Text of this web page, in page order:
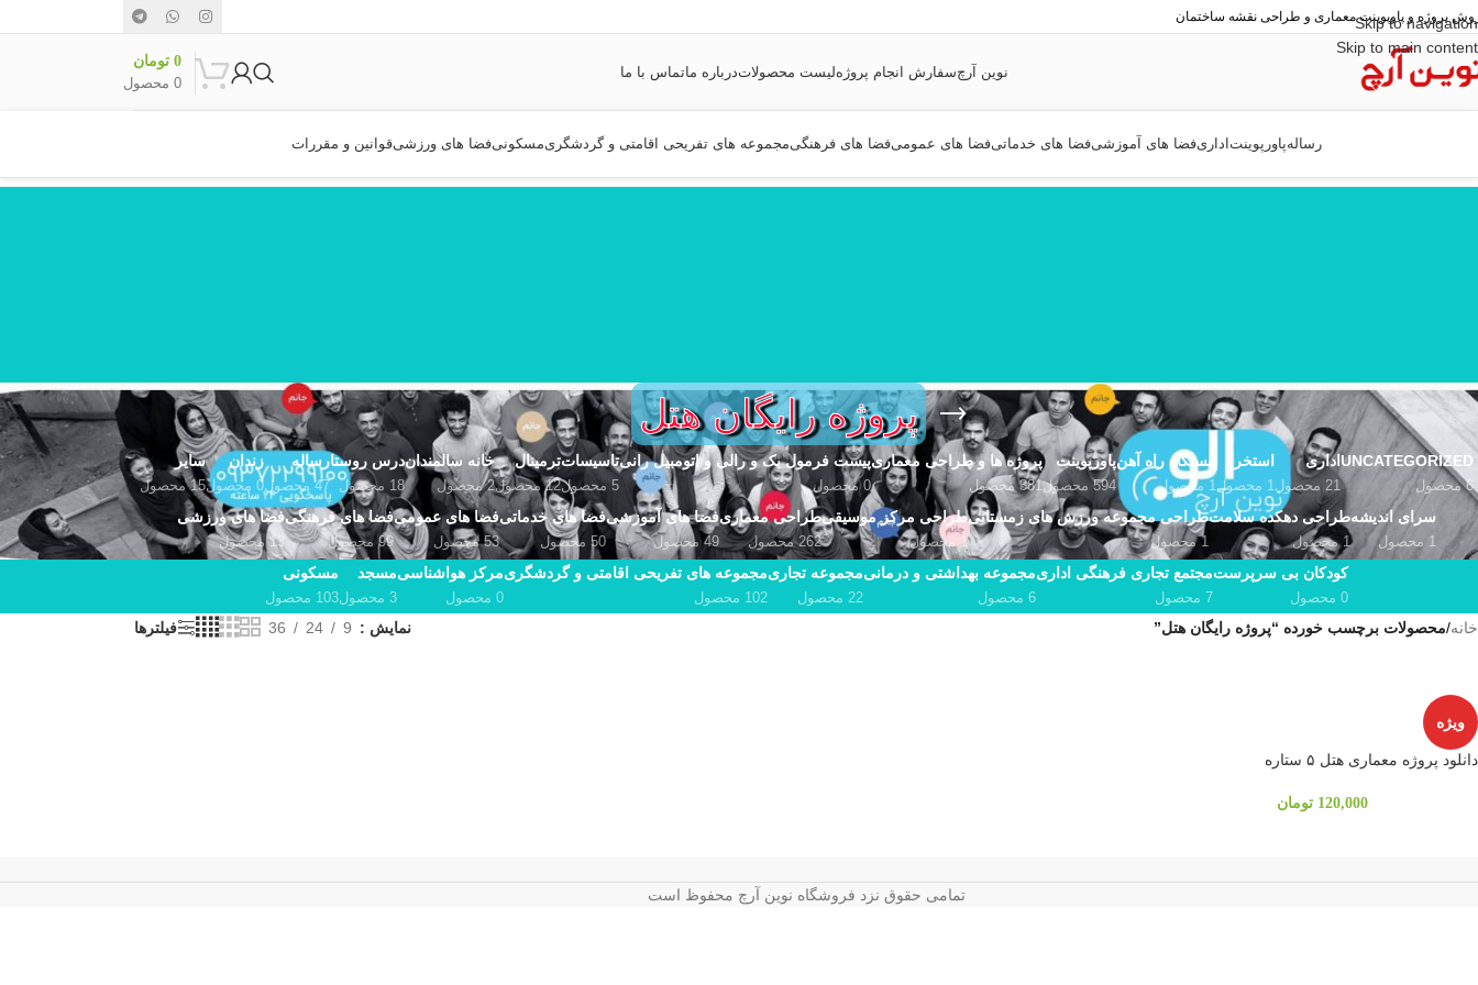
Skip to navigation
Skip to main content
پروژه و پاوپوینت معماری و طراحی نقشه ساختمان
نوین آرچسفارش انجام پروژهلیست محصولاتدرباره ماتماس با ما
0 محصول
0 تومان
رسالهپاورپوینت اداریفضا های آموزشیفضا های خدماتیفضا های عمومیفضا های فرهنگیمجموعه های تفریحی اقامتی و گردشگریمسکونیفضا های ورزشیقوانین و مقررات
پروژه رایگان هتل
UNCATEGORIZED
6 محصول
اداری
21 محصول
استخر
1 محصول
ایستگاه راه آهن
1 محصول
پاورپوینت
594 محصول
پروژه ها و طراحی معماری
381 محصول
پیست فرمول یک و رالی و اتومبیل رانی
0 محصول
تاسیسات
5 محصول
ترمینال
12 محصول
خانه سالمندان
2 محصول
درس روستا
18 محصول
رساله
47 محصول
زندان
0 محصول
سایر
15 محصول
سرای اندیشه
1 محصول
طراحی دهکده سلامت
1 محصول
طراحی مجموعه ورزش های زمستانی
1 محصول
طراحی مرکز موسیقی
1 محصول
طراحی معماری
262 محصول
فضا های آموزشی
49 محصول
فضا های خدماتی
50 محصول
فضا های عمومی
53 محصول
فضا های فرهنگی
99 محصول
فضا های ورزشی
13 محصول
کودکان بی سرپرست
0 محصول
مجتمع تجاری فرهنگی اداری
7 محصول
مجموعه بهداشتی و درمانی
6 محصول
مجموعه تجاری
22 محصول
مجموعه های تفریحی اقامتی و گردشگری
102 محصول
مرکز هواشناسی
0 محصول
مسجد
3 محصول
مسکونی
103 محصول
خانه/محصولات برچسب خورده “پروژه رایگان هتل” نمایش 9
24
36 فیلترها
ویژه
دانلود پروژه معماری هتل ۵ ستاره
120,000 تومان
تمامی حقوق نزد فروشگاه نوین آرچ محفوظ است